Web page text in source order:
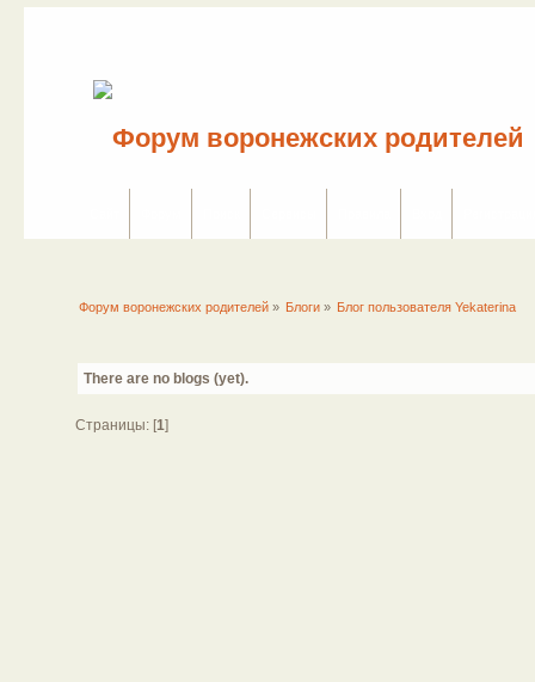
Форум воронежских родителей» Блоги » Блог пользователя Yekaterina
There are no blogs (yet).
Страницы: [1]